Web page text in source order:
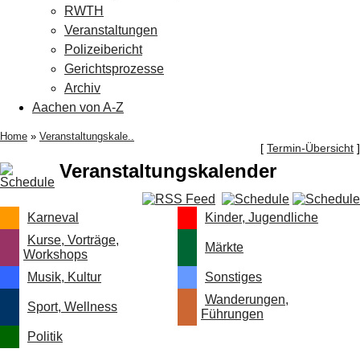
RWTH
Veranstaltungen
Polizeibericht
Gerichtsprozesse
Archiv
Aachen von A-Z
Home » Veranstaltungskale..
[ Termin-Übersicht ]
Veranstaltungskalender
Karneval
Kinder, Jugendliche
Kurse, Vorträge,
Workshops
Märkte
Musik, Kultur Sonstiges
Sport, Wellness
Wanderungen,
Führungen
Politik